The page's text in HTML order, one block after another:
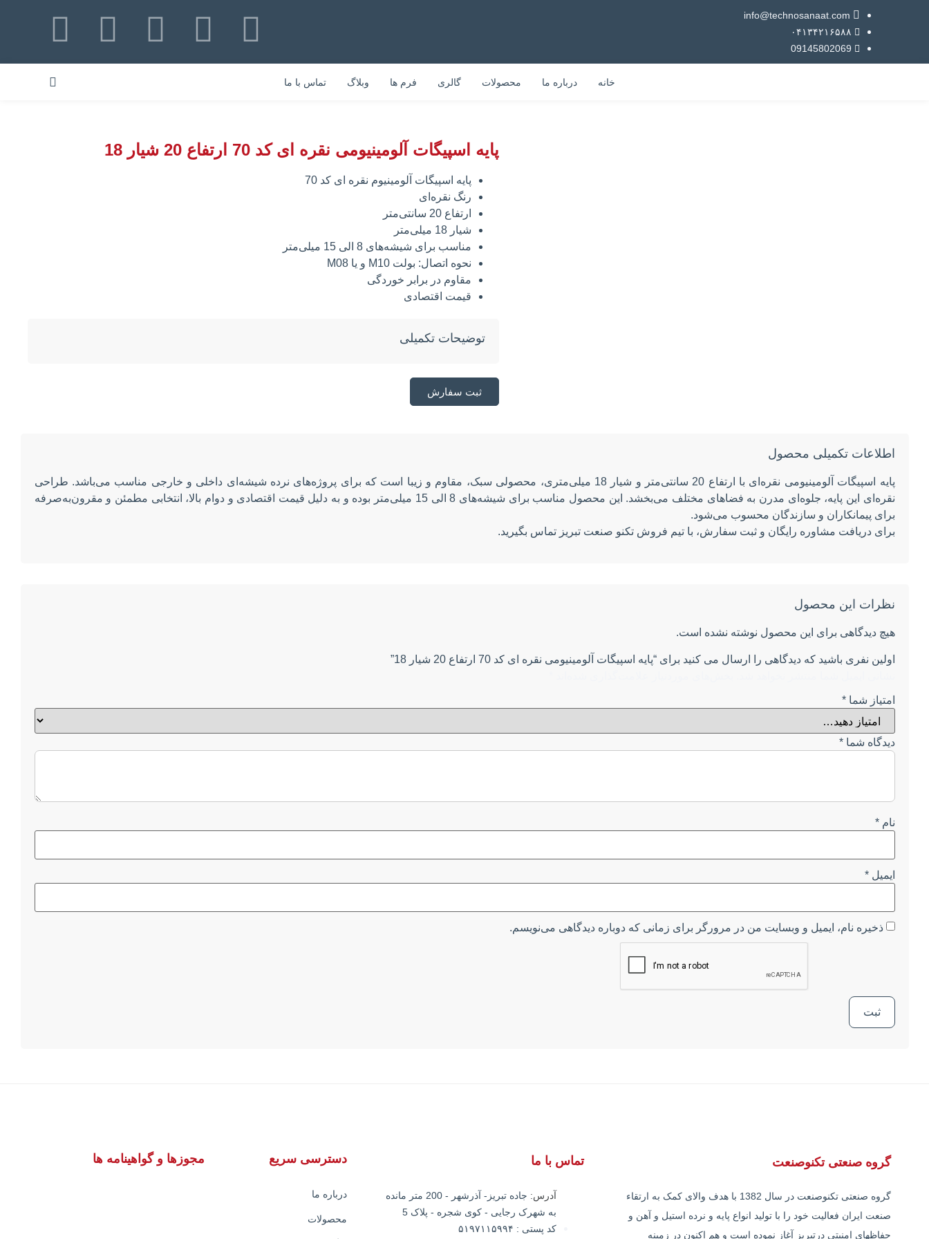
info@technosanaat.com
۰۴۱۳۴۲۱۶۵۸۸
09145802069
خانه درباره ما محصولات گالری فرم ها وبلاگ تماس با ما
پایه اسپیگات آلومینیومی نقره ای کد 70 ارتفاع 20 شیار 18
پایه اسپیگات آلومینیوم نقره ای کد 70
رنگ نقره‌ای
ارتفاع 20 سانتی‌متر
شیار 18 میلی‌متر
مناسب برای شیشه‌های 8 الی 15 میلی‌متر
نحوه اتصال: بولت M10 و یا M08
مقاوم در برابر خوردگی
قیمت اقتصادی
توضیحات تکمیلی
ثبت سفارش
اطلاعات تکمیلی محصول
پایه اسپیگات آلومینیومی نقره‌ای با ارتفاع 20 سانتی‌متر و شیار 18 میلی‌متری، محصولی سبک، مقاوم و زیبا است که برای پروژه‌های نرده شیشه‌ای داخلی و خارجی مناسب می‌باشد. طراحی
نقره‌ای این پایه، جلوه‌ای مدرن به فضاهای مختلف می‌بخشد. این محصول مناسب برای شیشه‌های 8 الی 15 میلی‌متر بوده و به دلیل قیمت اقتصادی و دوام بالا، انتخابی مطمئن و مقرون‌به‌صرفه
برای پیمانکاران و سازندگان محسوب می‌شود.
برای دریافت مشاوره رایگان و ثبت سفارش، با تیم فروش تکنو صنعت تبریز تماس بگیرید.
نظرات این محصول
هیچ دیدگاهی برای این محصول نوشته نشده است.
اولین نفری باشید که دیدگاهی را ارسال می کنید برای “پایه اسپیگات آلومینیومی نقره ای کد 70 ارتفاع 20 شیار 18”
امتیاز شما*
دیدگاه شما*
نام*
ایمیل*
ذخیره نام، ایمیل و وبسایت من در مرورگر برای زمانی که دوباره دیدگاهی می‌نویسم.
گروه صنعتی تکنوصنعت
گروه صنعتی تکنوصنعت در سال 1382 با هدف والای کمک به ارتقاء
صنعت ایران فعالیت خود را با تولید انواع پایه و نرده استیل و آهن و
حفاظهای امنیتی درتبریز آغاز نموده است و هم اکنون در زمینه
تماس با ما
آدرس:
جاده تبریز- آذرشهر - 200 متر مانده
به شهرک رجایی - کوی شجره - پلاک 5
کد پستی : ۵۱۹۷۱۱۵۹۹۴
دسترسی سریع
درباره ما
محصولات
مجوزها و گواهینامه ها